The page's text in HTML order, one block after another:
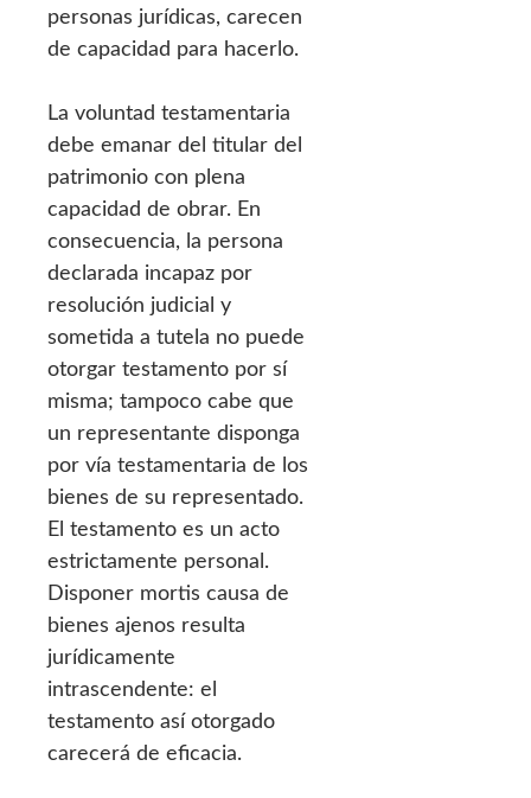
personas jurídicas, carecen
de capacidad para hacerlo.
La voluntad testamentaria
debe emanar del titular del
patrimonio con plena
capacidad de obrar. En
consecuencia, la persona
declarada incapaz por
resolución judicial y
sometida a tutela no puede
otorgar testamento por sí
misma; tampoco cabe que
un representante disponga
por vía testamentaria de los
bienes de su representado.
El testamento es un acto
estrictamente personal.
Disponer mortis causa de
bienes ajenos resulta
jurídicamente
intrascendente: el
testamento así otorgado
carecerá de eficacia.